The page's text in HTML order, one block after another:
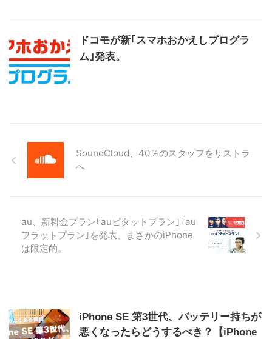
ドコモが新｢スマホおかえしプログラ
ム｣発表。
SoundCloud、40％のスタッフをリストラ
へ
au、新料金プラン｢auピタットプラン｣｢au
フラットプラン｣を発表、まさかのiPhone
は限定的。
iPhone SE 第3世代、バッテリー持ちが
悪くなったらどうするべき？【iPhone